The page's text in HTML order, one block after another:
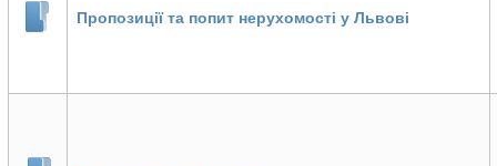
Пропозиції та попит нерухомості у Львові